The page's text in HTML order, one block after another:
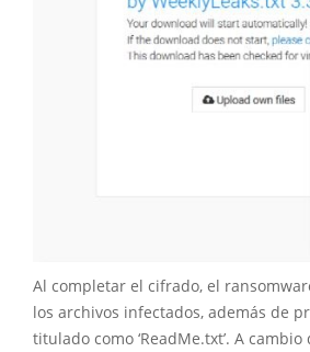
Al completar el cifrado, el
los archivos infectados, además de
titulado como ‘ReadMe.txt’. A